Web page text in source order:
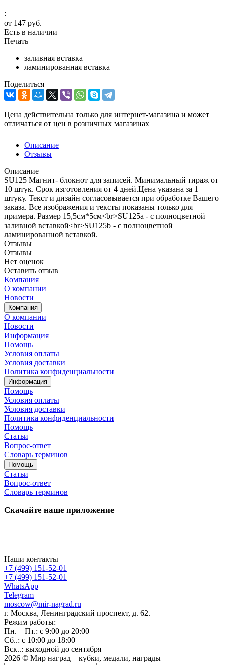
:
от 147 руб.
Есть в наличии
Печать
заливная вставка
ламинированная вставка
Поделиться
Цена действительна только для интернет-магазина и может
отличаться от цен в розничных магазинах
Описание
Отзывы
Описание
SU125 Магнит- блокнот для записей. Минимальный тираж от
10 штук. Срок изготовления от 4 дней.Цена указана за 1
штуку. Текст и дизайн согласовывается при обработке Вашего
заказа. Все изображения и тексты показаны только для
примера. Размер 15,5см*5см<br>SU125a - с полноцветной
заливной вставкой<br>SU125b - с полноцветной
ламинированной вставкой.
Отзывы
Отзывы
Нет оценок
Оставить отзыв
Компания
О компании
Новости
Компания
О компании
Новости
Информация
Помощь
Условия оплаты
Условия доставки
Политика конфиденциальности
Информация
Помощь
Условия оплаты
Условия доставки
Политика конфиденциальности
Помощь
Статьи
Вопрос-ответ
Словарь терминов
Помощь
Статьи
Вопрос-ответ
Словарь терминов
Скачайте наше приложение
Наши контакты
+7 (499) 151-52-01
+7 (499) 151-52-01
WhatsApp
Telegram
moscow@mir-nagrad.ru
г. Москва, Ленинградский проспект, д. 62.
Режим работы:
Пн. – Пт.: с 9:00 до 20:00
Сб..: с 10:00 до 18:00
Вск..: выходной до сентября
2026 © Мир наград – кубки, медали, награды